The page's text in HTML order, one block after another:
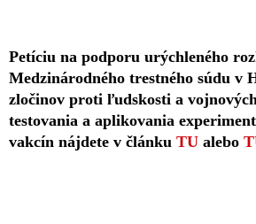
Petíciu na podporu urýchleného
Medzinárodného trestného súdu v
zločinov proti ľudskosti a
testovania a aplikovania
vakcín nájdete v článku TU alebo